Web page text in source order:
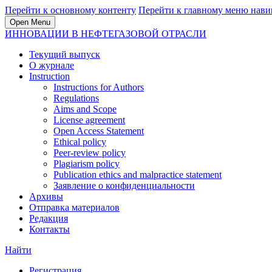
Перейти к основному контенту Перейти к главному меню
Open Menu
ИННОВАЦИИ В НЕФТЕГАЗОВОЙ ОТРАСЛИ
Текущий выпуск
О журнале
Instruction
Instructions for Authors
Regulations
Aims and Scope
License agreement
Open Access Statement
Ethical policy
Peer-review policy
Plagiarism policy
Publication ethics and malpractice statement
Заявление о конфиденциальности
Архивы
Отправка материалов
Редакция
Контакты
Найти